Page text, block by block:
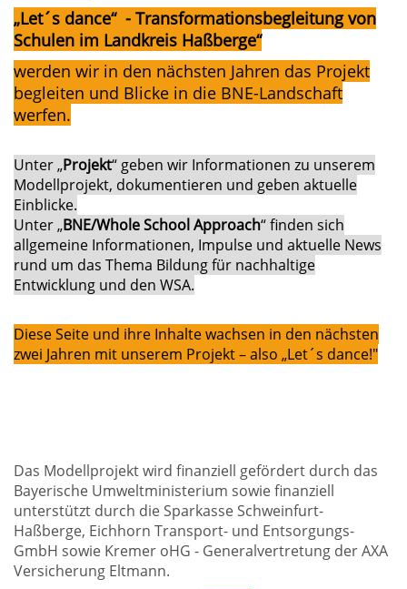
„Let´s dance“ - Transformationsbegleitung von
Schulen im Landkreis Haßberge“
werden wir in den nächsten Jahren das Projekt
begleiten und Blicke in die BNE-Landschaft
werfen.
Unter „Projekt“ geben wir Informationen zu unserem
Modellprojekt, dokumentieren und geben aktuelle
Einblicke.
Unter „BNE/Whole School Approach“ finden sich
allgemeine Informationen, Impulse und aktuelle News
rund um das Thema Bildung für nachhaltige
Entwicklung und den WSA.
Diese Seite und ihre Inhalte wachsen in den nächsten
zwei Jahren mit unserem Projekt – also „Let´s dance!"
Das Modellprojekt wird finanziell gefördert durch das
Bayerische Umweltministerium sowie finanziell
unterstützt durch die Sparkasse Schweinfurt-
Haßberge, Eichhorn Transport- und Entsorgungs-
GmbH sowie Kremer oHG - Generalvertretung der AXA
Versicherung Eltmann.